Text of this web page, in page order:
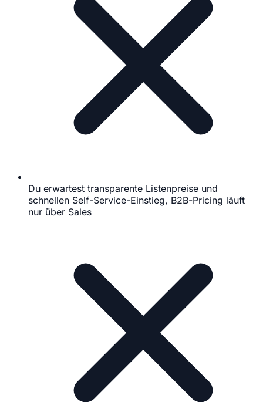
Du erwartest transparente Listenpreise und
schnellen Self-Service-Einstieg, B2B-Pricing läuft
nur über Sales